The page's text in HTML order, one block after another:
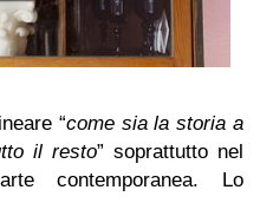
“come sia la storia a
il resto” soprattutto nel
contemporanea. Lo